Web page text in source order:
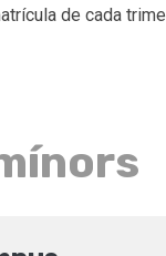
de cada